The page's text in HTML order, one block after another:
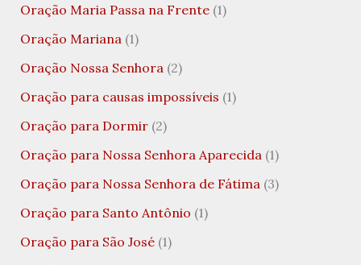
Oração Maria Passa na Frente(1)
Oração Mariana (1)
Oração Nossa Senhora (2)
Oração para causas impossíveis (1)
Oração para Dormir(2)
Oração para Nossa Senhora Aparecida (1)
Oração para Nossa Senhora de Fátima (3)
Oração para Santo Antônio (1)
Oração para São José(1)